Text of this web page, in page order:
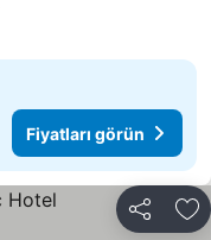
Fiyatları görün
Paylaş